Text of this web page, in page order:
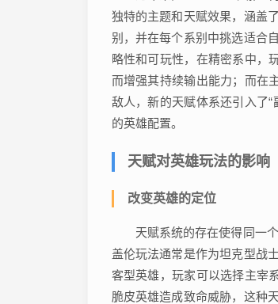
独特的主题和天赋效果，涵盖
别，并在每个系别中挑选适合
略性和可玩性，在精密系中，
而增强其持续输出能力；而在
敌人，新的天赋体系还引入了
的英雄配置。
天赋对英雄玩法的影响
改变英雄的定位
天赋系统的存在使得同一
盖伦玩法通常是作为坦克型战
客型英雄，玩家可以选择主宰
脆皮英雄造成致命威胁，这种